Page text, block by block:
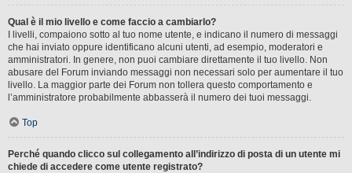
Qual è il mio livello e come faccio a cambiarlo?
I livelli, compaiono sotto al tuo nome utente, e indicano il numero di messaggi
che hai inviato oppure identificano alcuni utenti, ad esempio, moderatori e
amministratori. In genere, non puoi cambiare direttamente il tuo livello. Non
abusare del Forum inviando messaggi non necessari solo per aumentare il tuo
livello. La maggior parte dei Forum non tollera questo comportamento e
l’amministratore probabilmente abbasserà il numero dei tuoi messaggi.
Top
Perché quando clicco sul collegamento all’indirizzo di posta di un utente mi
chiede di accedere come utente registrato?